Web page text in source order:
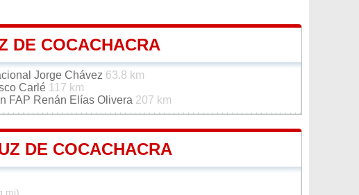
DE COCACHACRA
Jorge Chávez 63.8 km
Carlé 117 km
FAP Renán Elías Olivera 207 km
DE COCACHACRA
mi)